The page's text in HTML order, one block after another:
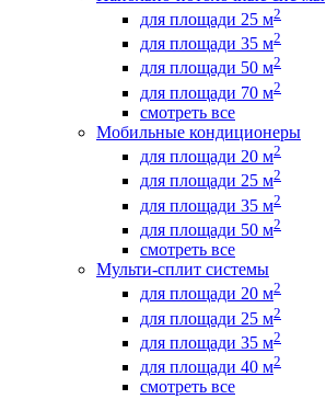
для площади 25 м2
для площади 35 м2
для площади 50 м2
для площади 70 м2
смотреть все
Мобильные кондиционеры
для площади 20 м2
для площади 25 м2
для площади 35 м2
для площади 50 м2
смотреть все
Мульти-сплит системы
для площади 20 м2
для площади 25 м2
для площади 35 м2
для площади 40 м2
смотреть все